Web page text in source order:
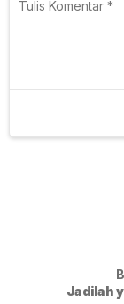
Jadilah